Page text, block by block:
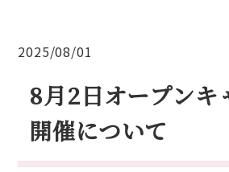
入試情報
2025/08/01
8月2日オープンキ
開催について